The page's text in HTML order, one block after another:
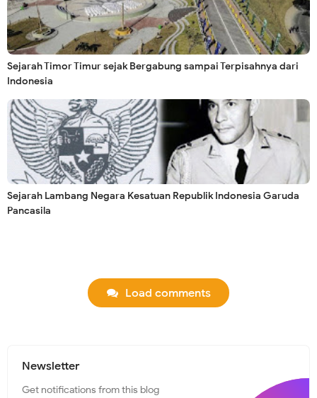
Sejarah Timor Timur sejak Bergabung sampai Terpisahnya dari
Indonesia
Sejarah Lambang Negara Kesatuan Republik Indonesia Garuda
Pancasila
Load comments
Newsletter
Get notifications from this blog